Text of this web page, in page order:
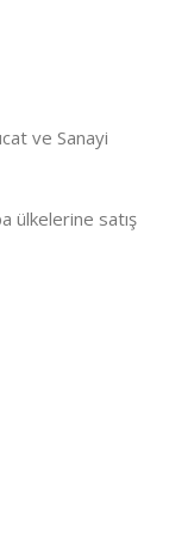
ve Sanayi
ülkelerine satış